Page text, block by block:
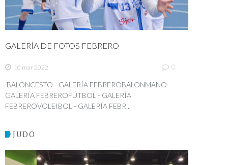
GALERÍA DE FOTOS FEBRERO
10 mar 2022 0
BALONCESTO - GALERÍA FEBREROBALONMANO -
GALERÍA FEBREROFÚTBOL - GALERÍA
FEBREROVOLEIBOL - GALERÍA FEBR...
JUDO